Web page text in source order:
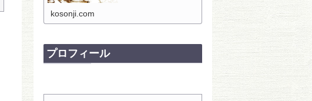
kosonji.com
プロフィール